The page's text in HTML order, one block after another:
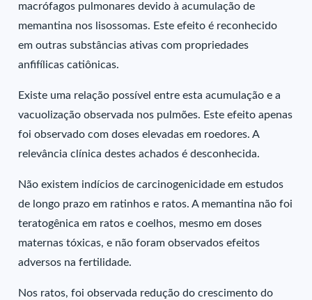
macrófagos pulmonares devido à acumulação de
memantina nos lisossomas. Este efeito é reconhecido
em outras substâncias ativas com propriedades
anfifílicas catiônicas.
Existe uma relação possível entre esta acumulação e a
vacuolização observada nos pulmões. Este efeito apenas
foi observado com doses elevadas em roedores. A
relevância clínica destes achados é desconhecida.
Não existem indícios de carcinogenicidade em estudos
de longo prazo em ratinhos e ratos. A memantina não foi
teratogênica em ratos e coelhos, mesmo em doses
maternas tóxicas, e não foram observados efeitos
adversos na fertilidade.
Nos ratos, foi observada redução do crescimento do